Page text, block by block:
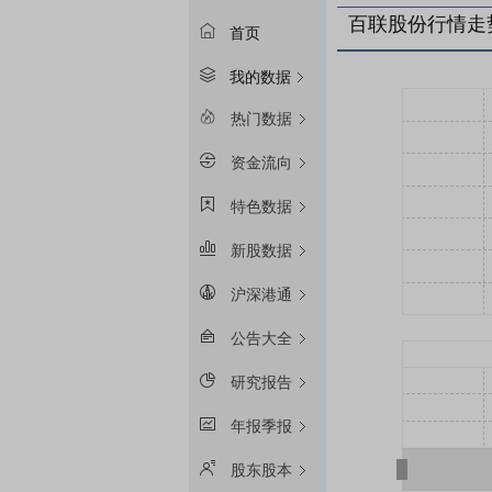
首页
我的数据
热门数据
资金流向
特色数据
新股数据
沪深港通
公告大全
研究报告
年报季报
股东股本
百联股份行情走